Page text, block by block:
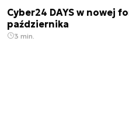
Cyber24 DAYS w nowej
października
3 min.